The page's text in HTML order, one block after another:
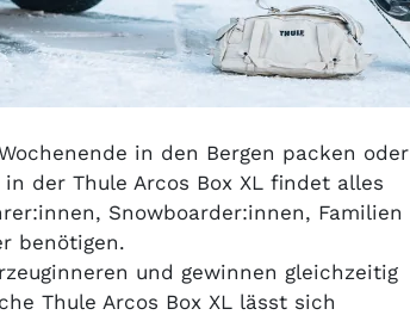
in den Bergen packen oder
der Thule Arcos Box XL findet alles
Snowboarder:innen, Familien
benötigen.
und gewinnen gleichzeitig
Thule Arcos Box XL lässt sich